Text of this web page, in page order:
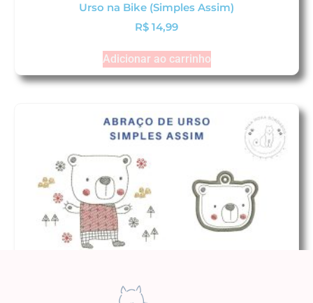
Urso na Bike (Simples Assim)
R$ 14,99
Adicionar ao carrinho